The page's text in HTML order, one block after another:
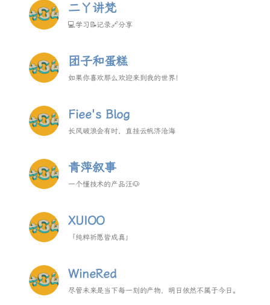
二丫讲梵
💻学习📝记录🔗分享
团子和蛋糕
如果你喜欢那么欢迎来到我的世界！
Fiee's Blog
长风破浪会有时，直挂云帆济沧海
青萍叙事
一个懂技术的产品汪🐶
XUIOO
「纯粹祈愿皆成真」
WineRed
尽管未来是当下每一刻的产物，明日依然不属于今日。